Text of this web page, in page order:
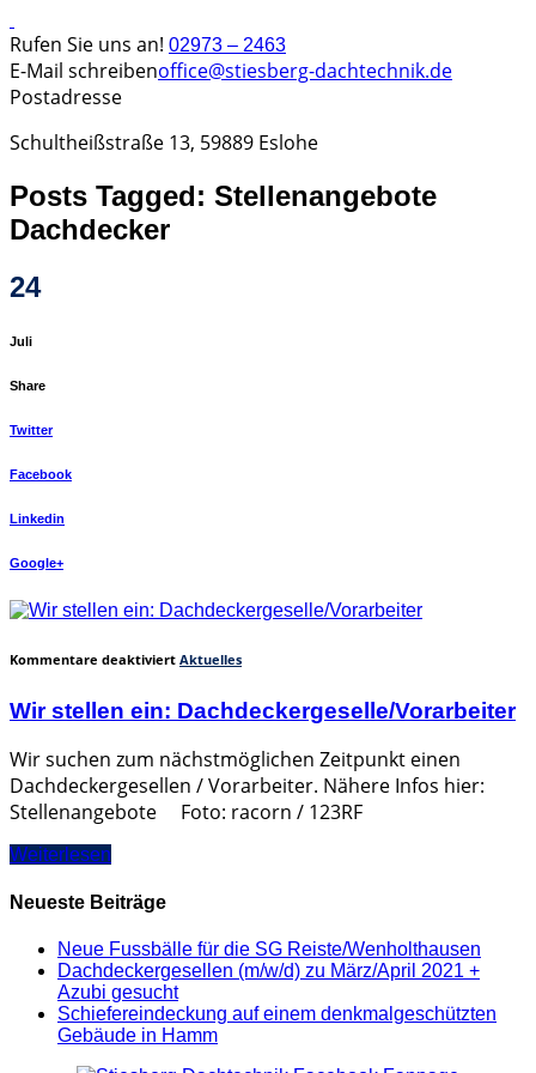
Rufen Sie uns an! 02973 – 2463
E-Mail schreibenoffice@stiesberg-dachtechnik.de
Postadresse
Schultheißstraße 13, 59889 Eslohe
Posts Tagged: Stellenangebote
Dachdecker
24
Juli
Share
Twitter
Facebook
Linkedin
Google+
Kommentare deaktiviertfür
ein:
Dachdeckergeselle/Vorarbeiter
Aktuelles
Wir stellen ein: Dachdeckergeselle/Vorarbeiter
Wir suchen zum nächstmöglichen Zeitpunkt einen
Dachdeckergesellen / Vorarbeiter. Nähere Infos hier:
Stellenangebote Foto: racorn / 123RF
Weiterlesen
Neueste Beiträge
Neue Fussbälle für die SG Reiste/Wenholthausen
Dachdeckergesellen (m/w/d) zu März/April 2021 +
Azubi gesucht
Schiefereindeckung auf einem denkmalgeschützten
Gebäude in Hamm